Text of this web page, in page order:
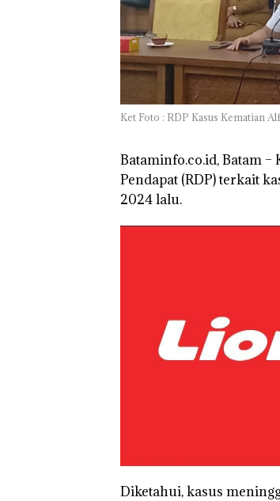
Ket Foto : RDP Kasus Kematian
Bataminfo.co.id, Batam –
Pendapat (RDP) terkait
2024 lalu.
Diketahui, kasus